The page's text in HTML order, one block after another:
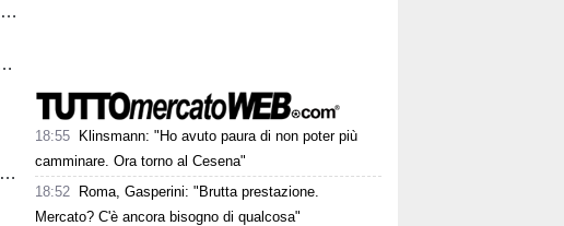
18:55
Klinsmann: "Ho avuto paura di non poter più
camminare. Ora torno al Cesena"
18:52
Roma, Gasperini: "Brutta prestazione.
Mercato? C'è ancora bisogno di qualcosa"